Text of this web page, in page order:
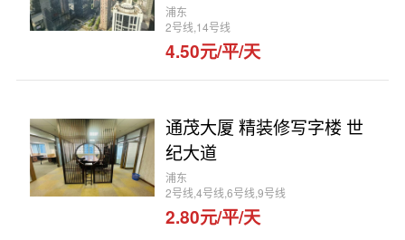
浦东
2号线,14号线
4.50元/平/天
通茂大厦 精装修写字楼 世
纪大道
浦东
2号线,4号线,6号线,9号线
2.80元/平/天